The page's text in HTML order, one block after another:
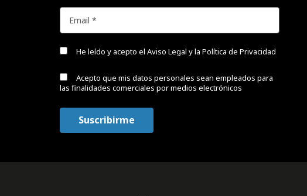
He leído y acepto el Aviso Legal y la Política de Privacidad
Acepto que mis datos personales sean empleados para
las finalidades comerciales por medios electrónicos